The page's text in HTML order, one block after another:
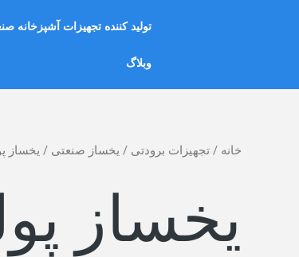
تولید کننده تجهیزات آشپزخانه
وبلاگ
خانه / تجهیزات برودتی / یخساز صنعتی / یخساز
یخساز